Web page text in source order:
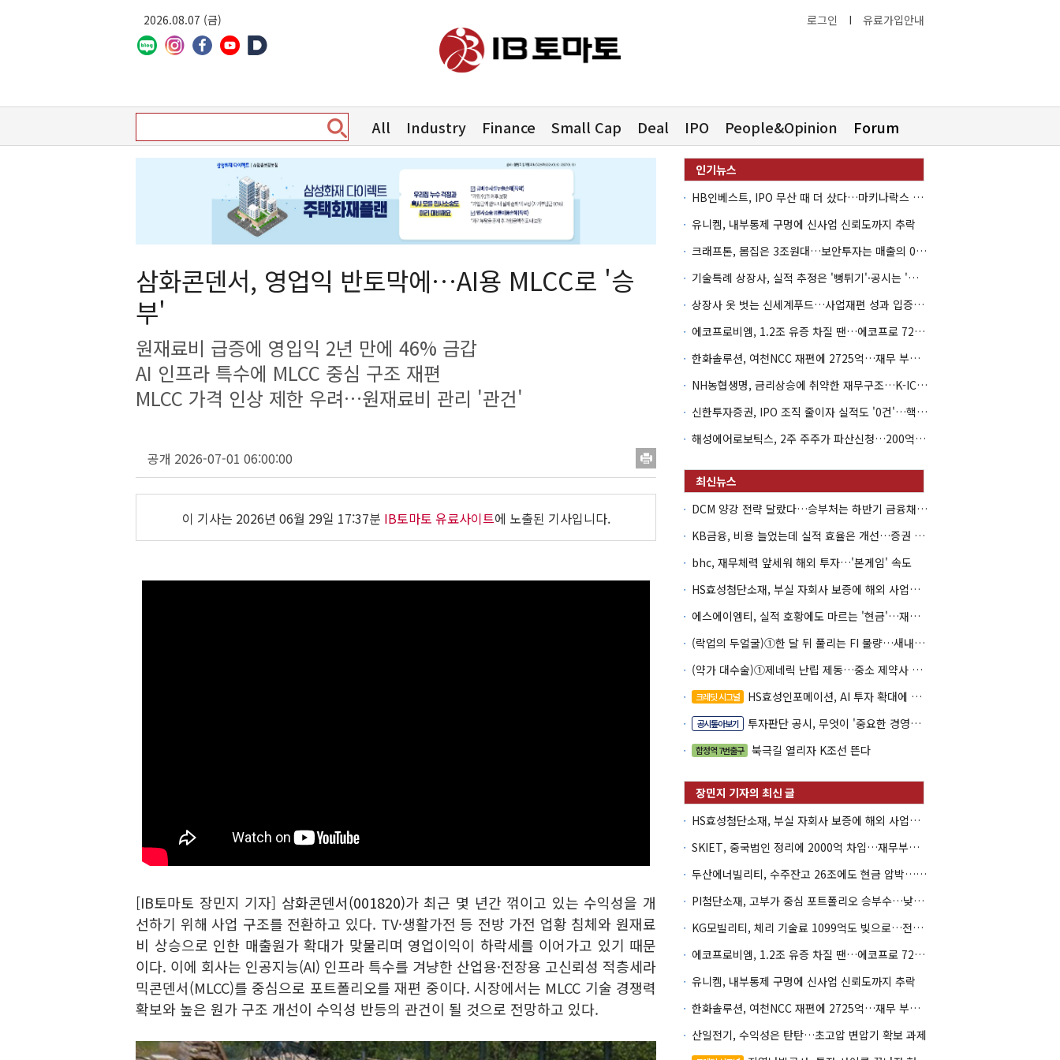
2026.08.07 (금) 로그인 I 유료가입안내
All Industry Finance Small Cap Deal IPO People&Opinion Forum
삼화콘덴서, 영업익 반토막에…AI용 MLCC로 '승
부'
원재료비 급증에 영입익 2년 만에 46% 금갑
AI 인프라 특수에 MLCC 중심 구조 재편
MLCC 가격 인상 제한 우려…원재료비 관리 '관건'
공개 2026-07-01 06:00:00
이 기사는 2026년 06월 29일 17:37분 IB토마토 유료사이트에 노출된 기사입니다.
[IB토마토 장민지 기자] 삼화콘덴서(001820)가 최근 몇 년간 꺾이고 있는 수익성을 개
선하기 위해 사업 구조를 전환하고 있다. TV·생활가전 등 전방 가전 업황 침체와 원재료
비 상승으로 인한 매출원가 확대가 맞물리며 영업이익이 하락세를 이어가고 있기 때문
이다. 이에 회사는 인공지능(AI) 인프라 특수를 겨냥한 산업용·전장용 고신뢰성 적층세라
믹콘덴서(MLCC)를 중심으로 포트폴리오를 재편 중이다. 시장에서는 MLCC 기술 경쟁력
확보와 높은 원가 구조 개선이 수익성 반등의 관건이 될 것으로 전망하고 있다.
HB인베스트, IPO 무산 때 더 샀다…마키나락스 투자 2.7배 회수
유니켐, 내부통제 구멍에 신사업 신뢰도까지 추락
크래프톤, 몸집은 3조원대…보안투자는 매출의 0.4%
기술특례 상장사, 실적 추정은 '뻥튀기'·공시는 '누락'
상장사 옷 벗는 신세계푸드…사업재편 성과 입증할까
에코프로비엠, 1.2조 유증 차질 땐…에코프로 7270억 '독박'
한화솔루션, 여천NCC 재편에 2725억…재무 부담 커지나
NH농협생명, 금리상승에 취약한 재무구조…K-ICS 변동성 '주의보'
신한투자증권, IPO 조직 줄이자 실적도 '0건'…핵심 인력까지 이탈
해성에어로보틱스, 2주 주주가 파산신청…200억 CB 분쟁 확산
DCM 양강 전략 달랐다…승부처는 하반기 금융채 빅딜
KB금융, 비용 늘었는데 실적 효율은 개선…증권 호황 효과
bhc, 재무체력 앞세워 해외 투자…'본게임' 속도
HS효성첨단소재, 부실 자회사 보증에 해외 사업까지…부담 '가중'
에스에이엠티, 실적 호황에도 마르는 '현금'…재고·달러빚 부담 확대
(락업의 두얼굴)①한 달 뒤 풀리는 FI 물량…새내기주 오버행 경계
(약가 대수술)①제네릭 난립 제동…중소 제약사 수익성 비상
크레딧 시그널 HS효성인포메이션, AI 투자 확대에 실적 체력 강화
공시톺아보기 투자판단 공시, 무엇이 '중요한 경영사항'일까
합정역 7번출구 북극길 열리자 K조선 뜬다
HS효성첨단소재, 부실 자회사 보증에 해외 사업까지…부담 '가중'
SKIET, 중국법인 정리에 2000억 차입…재무부담 더 커졌다
두산에너빌리티, 수주잔고 26조에도 현금 압박…단기빚 4조 돌파
PI첨단소재, 고부가 중심 포트폴리오 승부수…낮은 가동률 '과제'
KG모빌리티, 체리 기술료 1099억도 빚으로…전동화 비용 '차입 의존'
에코프로비엠, 1.2조 유증 차질 땐…에코프로 7270억 '독박'
유니켐, 내부통제 구멍에 신사업 신뢰도까지 추락
한화솔루션, 여천NCC 재편에 2725억…재무 부담 커지나
산일전기, 수익성은 탄탄…초고압 변압기 확보 과제